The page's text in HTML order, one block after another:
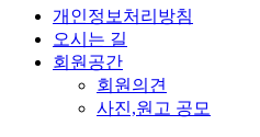
개인정보처리방침
오시는 길
회원공간
회원의견
사진,원고 공모